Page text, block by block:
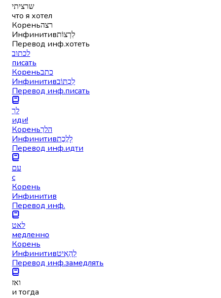
שרציתי
что я хотел
Кореньרצה
Инфинитивלִרְצוֹת
Перевод инф.хотеть
לכתוב
писать
Кореньכתב
Инфинитивלִכְתּוֹב
Перевод инф.писать
לך
иди!
Кореньהלך
Инфинитивלָלֶכֶת
Перевод инф.идти
עם
с
Корень
Инфинитив
Перевод инф.
לאט
медленно
Корень
Инфинитивלְהַאִיט
Перевод инф.замедлять
ואז
и тогда